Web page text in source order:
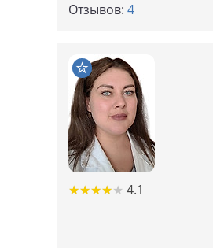
Отзывов: 4
★★★★★
★★★★★ 4.1